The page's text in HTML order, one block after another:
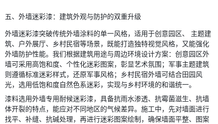
五、外墙迷彩漆：建筑外观与防护的双重升级
外墙迷彩漆突破传统外墙涂料的单一风格，适用于创意园区、 主题建
筑、户外展厅、乡村民宿等场景，既能打造独特视觉风格，又能强化
外墙防护性能。我们根据建筑用途与周边环境设计方案：创意园区外
墙可采用高饱和度、个性化迷彩图案，彰显艺术氛围；军事主题建筑
则遵循标准迷彩样式，还原军事风格；乡村民宿外墙可结合田园风
光，选用低饱和度自然色系迷彩，实现与乡村环境的和谐统一。
漆料选用外墙专用耐候迷彩漆，具备抗雨水渗透、抗霉菌滋生、抗墙
体开裂的特点，能应对不同地区的气候差异。施工中，先对墙面进行
找平、补缝、抗碱处理，再进行迷彩图案绘制，确保墙面平整、图案